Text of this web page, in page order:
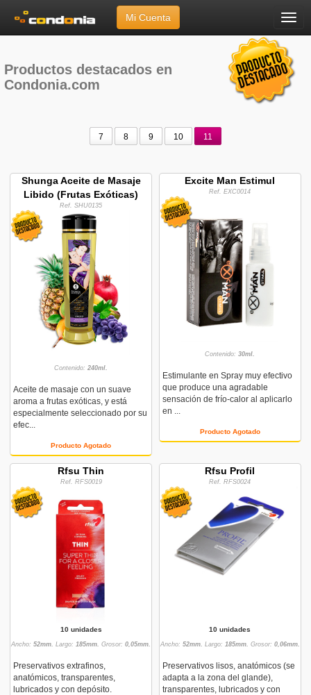
Menú
Mi Cuenta
Productos destacados en
Condonia.com
7 8 9 10 11
Shunga Aceite de Masaje
Libido (Frutas Exóticas)
Ref. SHU0135
Contenido:240ml.
Aceite de masaje con un suave
aroma a frutas exóticas, y está
especialmente seleccionado por su
efec...
Producto Agotado
Excite Man Estimul
Ref. EXC0014
Contenido:30ml.
Estimulante en Spray muy efectivo
que produce una agradable
sensación de frío-calor al aplicarlo
en ...
Producto Agotado
Rfsu Thin
Ref. RFS0019
10 unidades
Ancho:52mm. Largo:185mm. Grosor:0,05mm.
Preservativos extrafinos,
anatómicos, transparentes,
lubricados y con depósito.
Rfsu Profil
Ref. RFS0024
10 unidades
Ancho: 52mm. Largo: 185mm. Grosor: 0,06mm.
Preservativos lisos, anatómicos (se
adapta a la zona del glande),
transparentes, lubricados y con